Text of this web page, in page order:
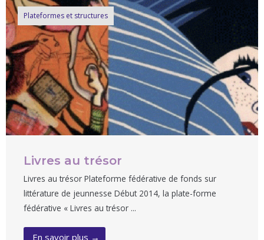
Plateformes et structures
Livres au trésor
Livres au trésor Plateforme fédérative de fonds sur
littérature de jeunnesse Début 2014, la plate-forme
fédérative « Livres au trésor ...
En savoir plus →